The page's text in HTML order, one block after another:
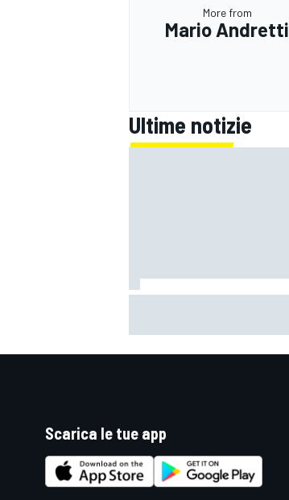
More from
Mario Andretti
Ultime notizie
Scarica le tue app